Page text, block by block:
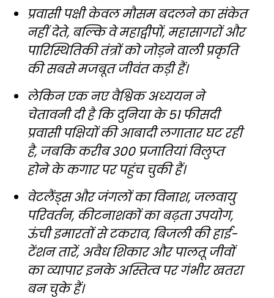
प्रवासी पक्षी केवल मौसम बदलने का संकेत
नहीं देते, बल्कि वे महाद्वीपों, महासागरों और
पारिस्थितिकी तंत्रों को जोड़ने वाली प्रकृति
की सबसे मजबूत जीवंत कड़ी हैं।
लेकिन एक नए वैश्विक अध्ययन ने
चेतावनी दी है कि दुनिया के 51 फीसदी
प्रवासी पक्षियों की आबादी लगातार घट रही
है, जबकि करीब 300 प्रजातियां विलुप्त
होने के कगार पर पहुंच चुकी हैं।
वेटलैंड्स और जंगलों का विनाश, जलवायु
परिवर्तन, कीटनाशकों का बढ़ता उपयोग,
ऊंची इमारतों से टकराव, बिजली की हाई-
टेंशन तारें, अवैध शिकार और पालतू जीवों
का व्यापार इनके अस्तित्व पर गंभीर खतरा
बन चुके हैं।